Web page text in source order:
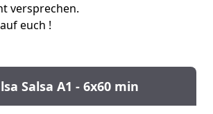
versprechen.
euch !
Salsa A1 - 6x60 min